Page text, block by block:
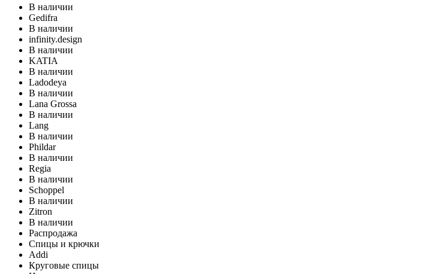
В наличии
Gedifra
В наличии
infinity.design
В наличии
KATIA
В наличии
Ladodeya
В наличии
Lana Grossa
В наличии
Lang
В наличии
Phildar
В наличии
Regia
В наличии
Schoppel
В наличии
Zitron
В наличии
Распродажа
Спицы и крючки
Addi
Круговые спицы